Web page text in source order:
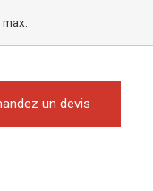
un devis